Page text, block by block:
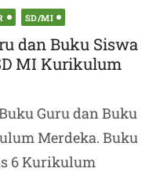
SD/MI
dan Buku Siswa
MI Kurikulum
Guru dan Buku
Merdeka. Buku
6 Kurikulum